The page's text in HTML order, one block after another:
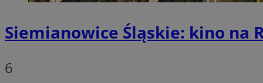
Siemianowice Śląskie: kino na
6